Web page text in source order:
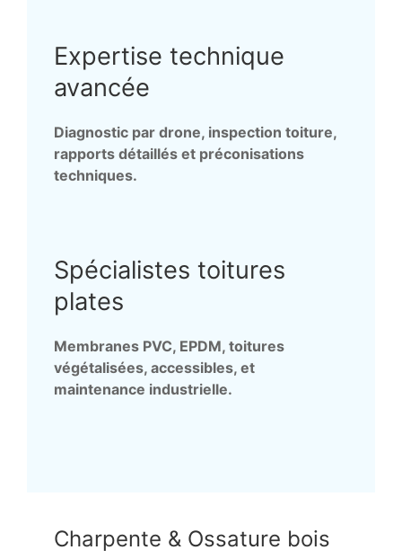
Expertise technique
avancée
Diagnostic par drone, inspection toiture,
rapports détaillés et préconisations
techniques.
Spécialistes toitures
plates
Membranes PVC, EPDM, toitures
végétalisées, accessibles, et
maintenance industrielle.
Charpente & Ossature bois